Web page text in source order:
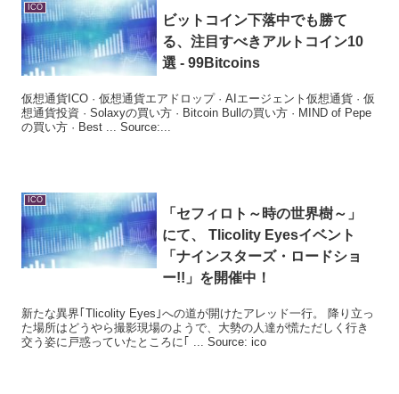
ICO
ビットコイン下落中でも勝て
る、注目すべきアルトコイン10
選 - 99Bitcoins
仮想通貨ICO · 仮想通貨エアドロップ · AIエージェント仮想通貨 · 仮
想通貨投資 · Solaxyの買い方 · Bitcoin Bullの買い方 · MIND of Pepe
の買い方 · Best ... Source:...
ICO
「セフィロト～時の世界樹～」
にて、 Tlicolity Eyesイベント
「ナインスターズ・ロードショ
ー!!」を開催中！
新たな異界｢Tlicolity Eyes｣への道が開けたアレッド一行。 降り立っ
た場所はどうやら撮影現場のようで、大勢の人達が慌ただしく行き
交う姿に戸惑っていたところに｢ ... Source: ico